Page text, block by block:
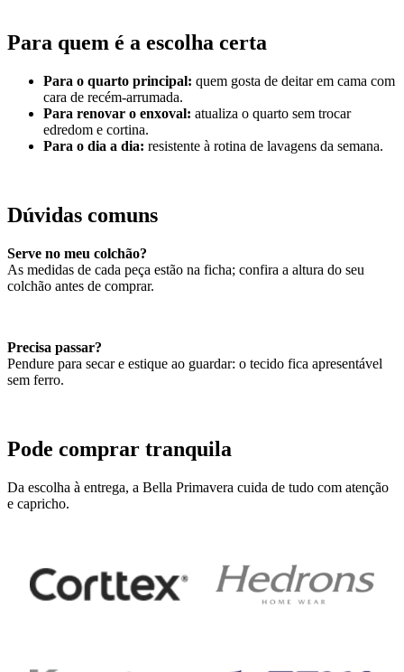
Para quem é a escolha certa
Para o quarto principal: quem gosta de deitar em cama com
cara de recém-arrumada.
Para renovar o enxoval: atualiza o quarto sem trocar
edredom e cortina.
Para o dia a dia: resistente à rotina de lavagens da semana.
Dúvidas comuns
Serve no meu colchão?
As medidas de cada peça estão na ficha; confira a altura do seu
colchão antes de comprar.
Precisa passar?
Pendure para secar e estique ao guardar: o tecido fica apresentável
sem ferro.
Pode comprar tranquila
Da escolha à entrega, a Bella Primavera cuida de tudo com atenção
e capricho.